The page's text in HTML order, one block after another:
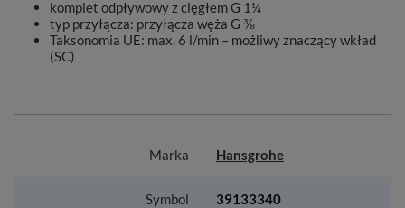
komplet odpływowy z cięgłem G 1¼
typ przyłącza: przyłącza węża G ⅜
Taksonomia UE: max. 6 l/min – możliwy znaczący wkład
(SC)
Marka Hansgrohe
Symbol 39133340